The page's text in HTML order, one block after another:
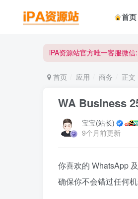
首页
iPA资源站官方唯一客服微
iPA资源站官方唯一客服微
首页 应用 商务 正文
‎WA Business
宝宝(站长)
9个月前更新
你喜欢的 WhatsApp
确保你不会错过任何机